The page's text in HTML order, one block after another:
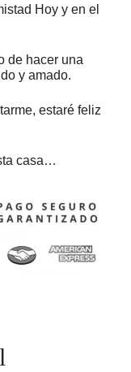
Hoy y en el
de hacer una
y amado.
estaré feliz
casa…